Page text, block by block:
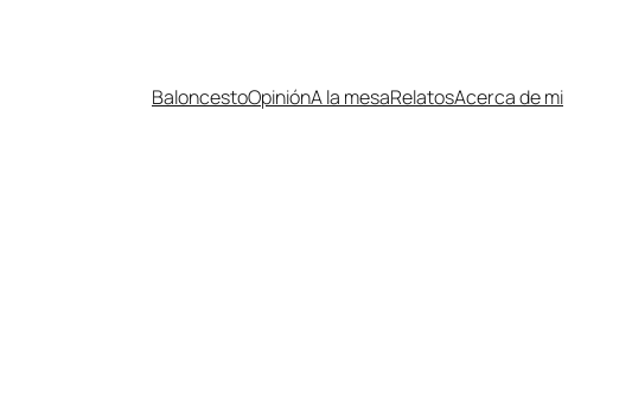
BaloncestoOpiniónA la mesaRelatosAcerca de mi